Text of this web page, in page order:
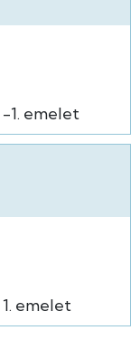
-1. emelet
1. emelet